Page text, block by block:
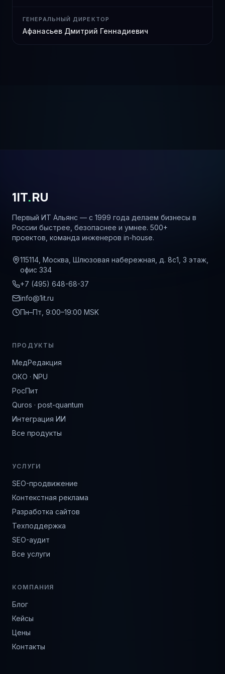
ГЕНЕРАЛЬНЫЙ ДИРЕКТОР
Афанасьев Дмитрий Геннадиевич
1IT.RU
Первый ИТ Альянс — с 1999 года делаем бизнесы в
России быстрее, безопаснее и умнее. 500+
проектов, команда инженеров in-house.
115114, Москва, Шлюзовая набережная, д. 8с1, 3 этаж,
офис 334
+7 (495) 648-68-37
info@1it.ru
Пн–Пт, 9:00–19:00 MSK
ПРОДУКТЫ
МедРедакция
ОКО · NPU
РосПит
Quros · post-quantum
Интеграция ИИ
Все продукты
УСЛУГИ
SEO-продвижение
Контекстная реклама
Разработка сайтов
Техподдержка
SEO-аудит
Все услуги
КОМПАНИЯ
Блог
Кейсы
Цены
Контакты